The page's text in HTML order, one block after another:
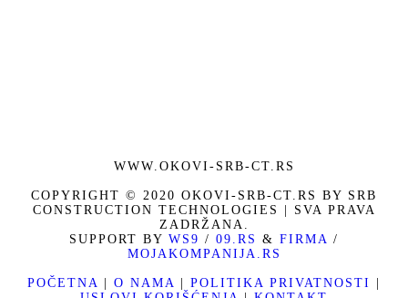
WWW.OKOVI-SRB-CT.RS
COPYRIGHT © 2020 OKOVI-SRB-CT.RS BY SRB
CONSTRUCTION TECHNOLOGIES | SVA PRAVA
ZADRŽANA.
SUPPORT BY WS9 / 09.RS & FIRMA /
MOJAKOMPANIJA.RS
POČETNA O NAMA POLITIKA PRIVATNOSTI